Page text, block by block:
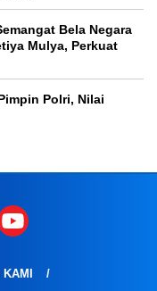
Bela Negara
Mulya, Perkuat
Polri, Nilai